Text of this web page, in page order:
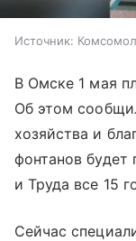
Источник:
В Омске 1 мая
Об этом
хозяйства и
фонтанов
и Труда все 15
Сейчас